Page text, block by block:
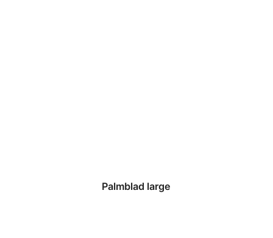
Palmblad large